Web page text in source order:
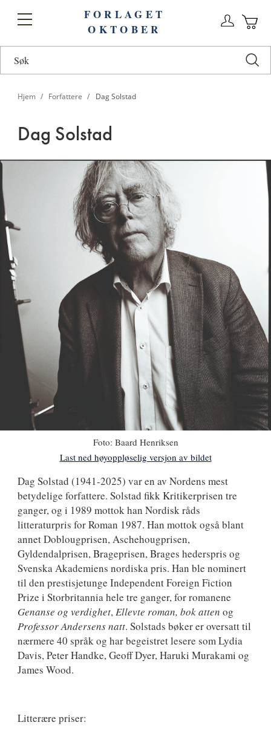
Toggle
FORLAGET
OKTOBER
Hjem Forfattere Dag Solstad
Dag Solstad
Foto: Baard Henriksen
Last ned høyoppløselig versjon av bildet
Dag
Solstad
Dag Solstad (1941-2025) var en av Nordens mest
betydelige forfattere. Solstad fikk Kritikerprisen tre
ganger, og i 1989 mottok han Nordisk råds
litteraturpris for Roman 1987. Han mottok også blant
annet Doblougprisen, Aschehougprisen,
Gyldendalprisen, Brageprisen, Brages hederspris og
Svenska Akademiens nordiska pris. Han ble nominert
til den prestisjetunge Independent Foreign Fiction
Prize i Storbritannia hele tre ganger, for romanene
Genanse og verdighet,Ellevte roman, bok atten og
Professor Andersens natt. Solstads bøker er oversatt til
nærmere 40 språk og har begeistret lesere som Lydia
Davis, Peter Handke, Geoff Dyer, Haruki Murakami og
James Wood.
Litterære priser: